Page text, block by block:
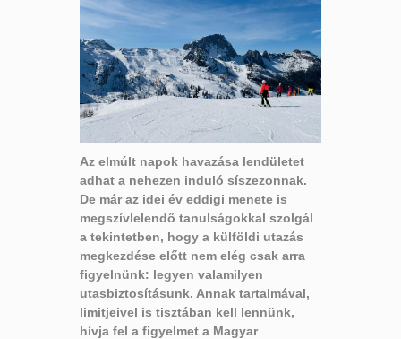
Az elmúlt napok havazása lendületet
adhat a nehezen induló síszezonnak.
De már az idei év eddigi menete is
megszívlelendő tanulságokkal szolgál
a tekintetben, hogy a külföldi utazás
megkezdése előtt nem elég csak arra
figyelnünk: legyen valamilyen
utasbiztosításunk. Annak tartalmával,
limitjeivel is tisztában kell lennünk,
hívja fel a figyelmet a Magyar